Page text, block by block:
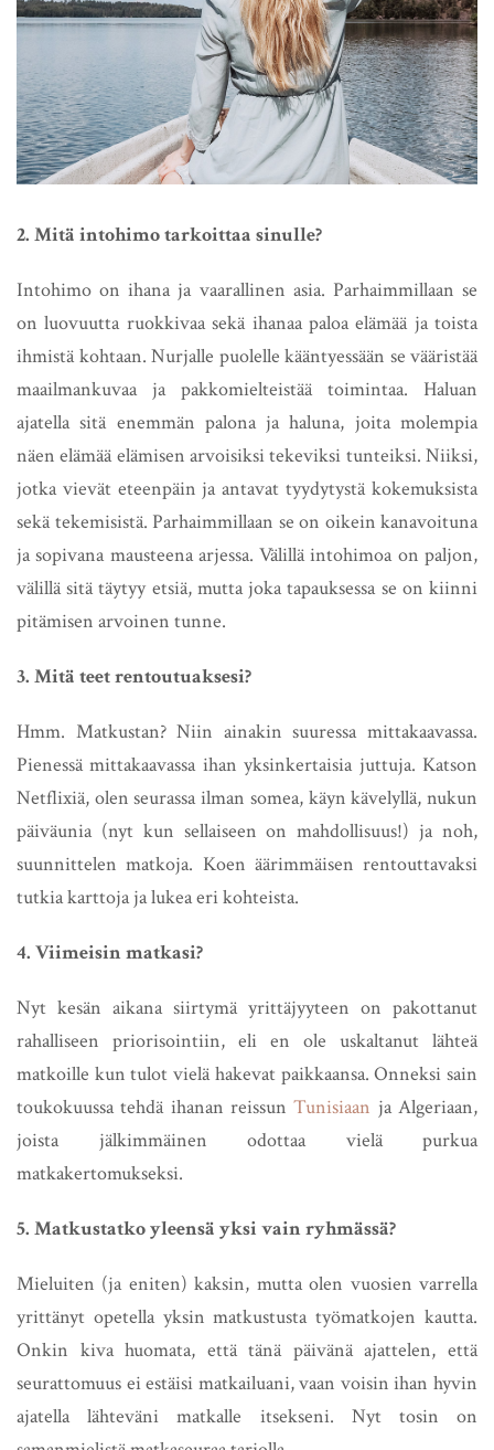
2. Mitä intohimo tarkoittaa sinulle?
Intohimo on ihana ja vaarallinen asia. Parhaimmillaan se
on luovuutta ruokkivaa sekä ihanaa paloa elämää ja toista
ihmistä kohtaan. Nurjalle puolelle kääntyessään se vääristää
maailmankuvaa ja pakkomielteistää toimintaa. Haluan
ajatella sitä enemmän palona ja haluna, joita molempia
näen elämää elämisen arvoisiksi tekeviksi tunteiksi. Niiksi,
jotka vievät eteenpäin ja antavat tyydytystä kokemuksista
sekä tekemisistä. Parhaimmillaan se on oikein kanavoituna
ja sopivana mausteena arjessa. Välillä intohimoa on paljon,
välillä sitä täytyy etsiä, mutta joka tapauksessa se on kiinni
pitämisen arvoinen tunne.
3. Mitä teet rentoutuaksesi?
Hmm. Matkustan? Niin ainakin suuressa mittakaavassa.
Pienessä mittakaavassa ihan yksinkertaisia juttuja. Katson
Netflixiä, olen seurassa ilman somea, käyn kävelyllä, nukun
päiväunia (nyt kun sellaiseen on mahdollisuus!) ja noh,
suunnittelen matkoja. Koen äärimmäisen rentouttavaksi
tutkia karttoja ja lukea eri kohteista.
4. Viimeisin matkasi?
Nyt kesän aikana siirtymä yrittäjyyteen on pakottanut
rahalliseen priorisointiin, eli en ole uskaltanut lähteä
matkoille kun tulot vielä hakevat paikkaansa. Onneksi sain
toukokuussa tehdä ihanan reissunTunisiaan ja Algeriaan,
joista jälkimmäinen odottaa vielä purkua
matkakertomukseksi.
5. Matkustatko yleensä yksi vain ryhmässä?
Mieluiten (ja eniten) kaksin, mutta olen vuosien varrella
yrittänyt opetella yksin matkustusta työmatkojen kautta.
Onkin kiva huomata, että tänä päivänä ajattelen, että
seurattomuus ei estäisi matkailuani, vaan voisin ihan hyvin
ajatella lähteväni matkalle itsekseni. Nyt tosin on